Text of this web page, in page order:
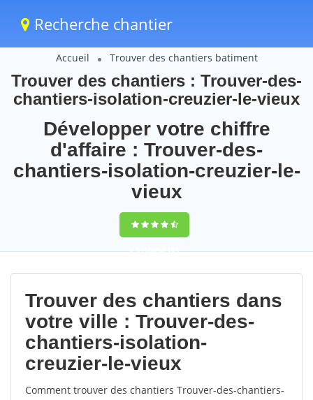
Recherche chantier
Accueil Trouver des chantiers batiment
Trouver des chantiers : Trouver-des-
chantiers-isolation-creuzier-le-vieux
Développer votre chiffre
d'affaire : Trouver-des-
chantiers-isolation-creuzier-le-
vieux
9,5(100%)101
votes
Trouver des chantiers dans
votre ville : Trouver-des-
chantiers-isolation-
creuzier-le-vieux
Comment trouver des chantiers Trouver-des-chantiers-